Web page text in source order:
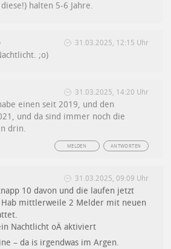
halten 5-6 Jahre.
31.03.2025, 12:15 Uhr
;o)
31.03.2025, 14:20 Uhr
einen seit 2019, und den
und da sind immer noch die
drin.
ANTWORTEN
MELDEN
31.03.2025, 09:09 Uhr
10 davon und die laufen jetzt
Hab mittlerweile 2 Melder mit neuen
Nachtlicht oÄ aktiviert
– da is irgendwas im Argen.